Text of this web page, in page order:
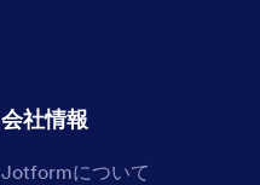
会社情報
Jotformについて